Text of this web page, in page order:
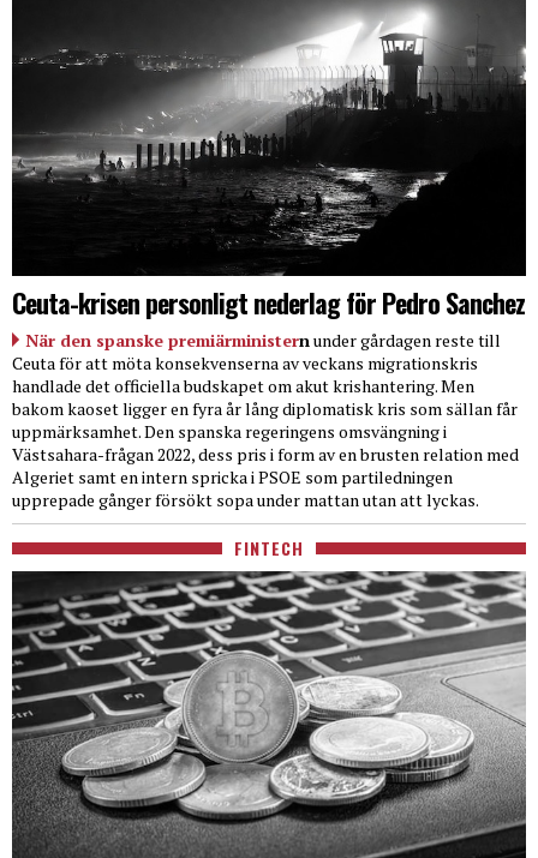
Ceuta-krisen personligt nederlag för Pedro Sanchez
När den spanske premiärministern under gårdagen reste till
Ceuta för att möta konsekvenserna av veckans migrationskris
handlade det officiella budskapet om akut krishantering. Men
bakom kaoset ligger en fyra år lång diplomatisk kris som sällan får
uppmärksamhet. Den spanska regeringens omsvängning i
Västsahara-frågan 2022, dess pris i form av en brusten relation med
Algeriet samt en intern spricka i PSOE som partiledningen
upprepade gånger försökt sopa under mattan utan att lyckas.
FINTECH